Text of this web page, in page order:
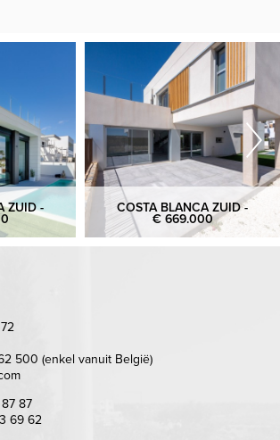
ZUID - COSTA BLANCA ZUID -
€ 669.000
500 (enkel vanuit België)
87
69 62